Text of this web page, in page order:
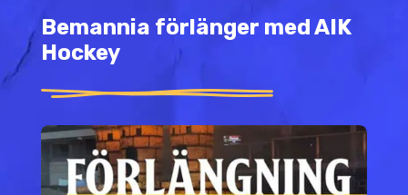
Bemannia förlänger med AIK
Hockey